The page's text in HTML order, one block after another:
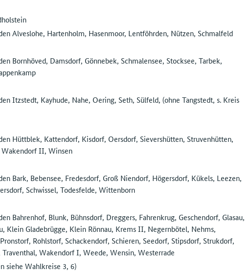
Alveslohe, Hartenholm, Hasenmoor, Lentföhrden, Nützen, Schmalfeld
Bornhöved, Damsdorf, Gönnebek, Schmalensee, Stocksee, Tarbek,
Itzstedt, Kayhude, Nahe, Oering, Seth, Sülfeld, (ohne Tangstedt, s. Kreis
Hüttblek, Kattendorf, Kisdorf, Oersdorf, Sievershütten, Struvenhütten,
Wakendorf II, Winsen
Bark, Bebensee, Fredesdorf, Groß Niendorf, Högersdorf, Kükels, Leezen,
Schwissel, Todesfelde, Wittenborn
Bahrenhof, Blunk, Bühnsdorf, Dreggers, Fahrenkrug, Geschendorf, Glasau,
Klein Gladebrügge, Klein Rönnau, Krems II, Negernbötel, Nehms,
Rohlstorf, Schackendorf, Schieren, Seedorf, Stipsdorf, Strukdorf,
Traventhal, Wakendorf I, Weede, Wensin, Westerrade
siehe Wahlkreise 3, 6)